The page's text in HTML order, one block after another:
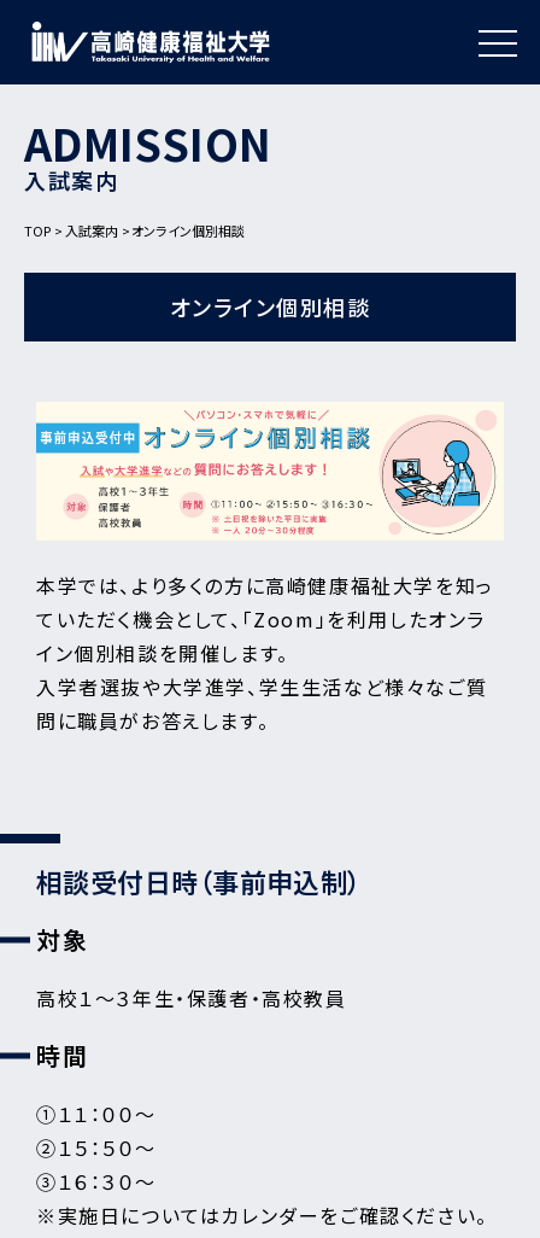
ADMISSION
入試案内
TOP 入試案内 オンライン個別相談
オンライン個別相談
本学では、より多くの方に高崎健康福祉大学を知っ
ていただく機会として、「Zoom」を利用したオンラ
イン個別相談を開催します。
入学者選抜や大学進学、学生生活など様々なご質
問に職員がお答えします。
相談受付日時（事前申込制）
対象
高校１～３年生・保護者・高校教員
時間
①１１：００～
②１５：５０～
③１６：３０～
※実施日についてはカレンダーをご確認ください。